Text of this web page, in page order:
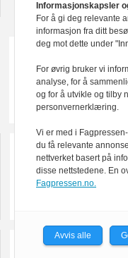
Informasjonskapsler
For å gi deg relevante
informasjon fra ditt
deg mot dette under
For øvrig bruker vi
analyse, for å
og for å utvikle og tilby
personvernerklæring.
Vi er med i
du få relevante
nettverket basert på
disse nettstedene. En
Fagpressen.no.
Avvis alle